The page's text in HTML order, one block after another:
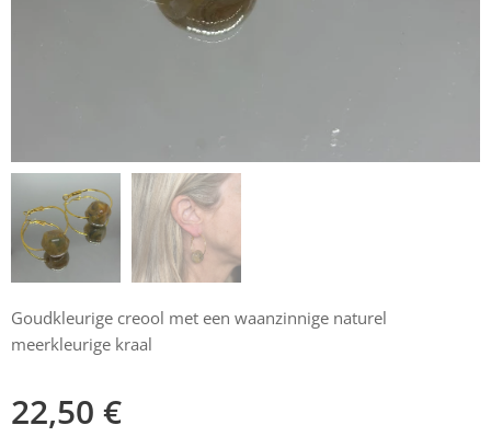
Goudkleurige creool met een waanzinnige naturel
meerkleurige kraal
22,50 €